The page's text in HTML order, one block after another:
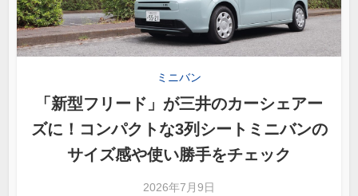
ミニバン
「新型フリード」が三井のカーシェアー
ズに！コンパクトな3列シートミニバンの
サイズ感や使い勝手をチェック
2026年7月9日